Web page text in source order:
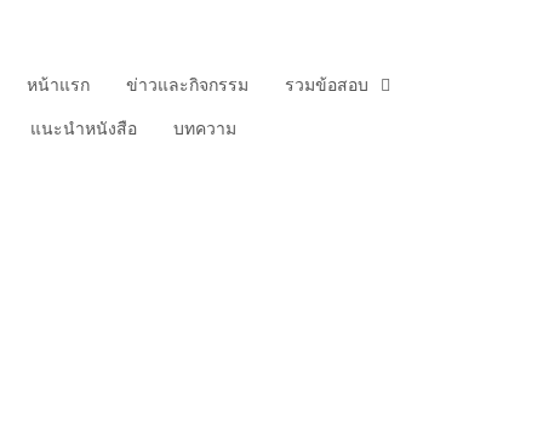
หน้าแรก ข่าวและกิจกรรม รวมข้อสอบ
แนะนําหนังสือ บทความ